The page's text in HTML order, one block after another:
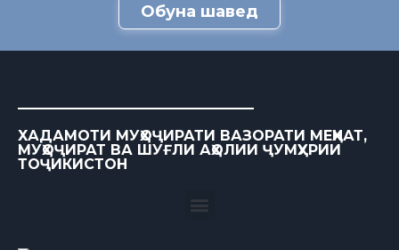
Обуна шавед
ХАДАМОТИ МУҲОҶИРАТИ ВАЗОРАТИ МЕҲНАТ,
МУҲОҶИРАТ ВА ШУҒЛИ АҲОЛИИ ҶУМҲУРИИ
ТОҶИКИСТОН